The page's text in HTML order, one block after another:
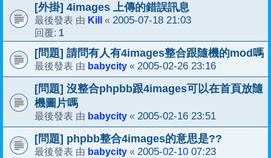
[外掛] 4images 上傳的錯誤訊息
最後發表 由 Kill « 2005-07-18 21:03
回覆: 1
[問題] 請問有人有4images整合跟隨機的mod嗎
最後發表 由 babycity « 2005-02-26 23:16
[問題] 沒整合phpbb跟4images可以在首頁放隨
機圖片嗎
最後發表 由 babycity « 2005-02-16 23:51
[問題] phpbb整合4images的意思是??
最後發表 由 babycity « 2005-02-10 07:23